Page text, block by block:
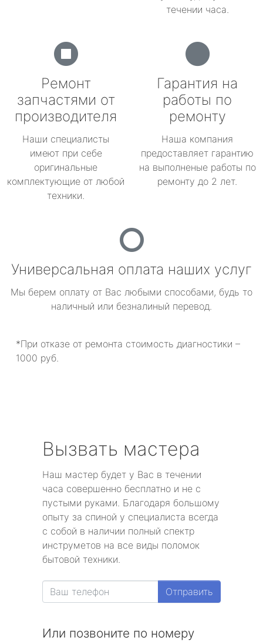
течении часа.
Ремонт
запчастями от
производителя
Наши специалисты
имеют при себе
оригинальные
комплектующие от любой
техники.
Гарантия на
работы по
ремонту
Наша компания
предоставляет гарантию
на выполненые работы по
ремонту до 2 лет.
Универсальная оплата наших услуг
Мы берем оплату от Вас любыми способами, будь то
наличный или безналиный перевод.
*При отказе от ремонта стоимость диагностики –
1000 руб.
Вызвать мастера
Наш мастер будет у Вас в течении
часа совершенно бесплатно и не с
пустыми руками. Благодаря большому
опыту за спиной у специалиста всегда
с собой в наличии полный спектр
инструметов на все виды поломок
бытовой техники.
Отправить
Или позвоните по номеру